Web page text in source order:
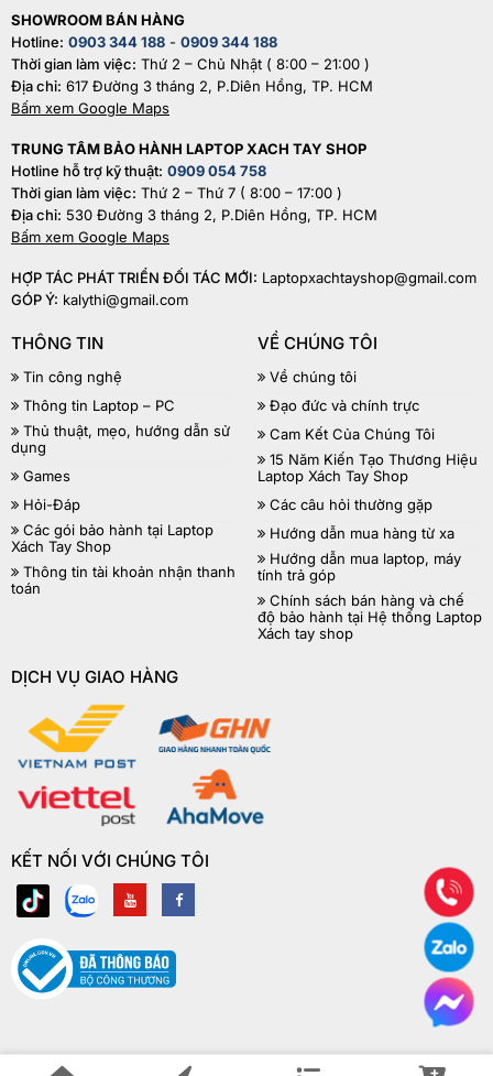
SHOWROOM BÁN HÀNG
Hotline: 0903 344 188 - 0909 344 188
Thời gian làm việc: Thứ 2 – Chủ Nhật ( 8:00 – 21:00 )
Địa chỉ: 617 Đường 3 tháng 2, P.Diên Hồng, TP. HCM
Bấm xem Google Maps
TRUNG TÂM BẢO HÀNH LAPTOP XACH TAY SHOP
Hotline hỗ trợ kỹ thuật: 0909 054 758
Thời gian làm việc: Thứ 2 – Thứ 7 ( 8:00 – 17:00 )
Địa chỉ: 530 Đường 3 tháng 2, P.Diên Hồng, TP. HCM
Bấm xem Google Maps
HỢP TÁC PHÁT TRIỂN ĐỐI TÁC MỚI: Laptopxachtayshop@gmail.com
GÓP Ý: kalythi@gmail.com
THÔNG TIN
Tin công nghệ
Thông tin Laptop – PC
Thủ thuật, mẹo, hướng dẫn sử
dụng
Games
Hỏi-Đáp
Các gói bảo hành tại Laptop
Xách Tay Shop
Thông tin tài khoản nhận thanh
toán
VỀ CHÚNG TÔI
Về chúng tôi
Đạo đức và chính trực
Cam Kết Của Chúng Tôi
15 Năm Kiến Tạo Thương Hiệu
Laptop Xách Tay Shop
Các câu hỏi thường gặp
Hướng dẫn mua hàng từ xa
Hướng dẫn mua laptop, máy
tính trả góp
Chính sách bán hàng và chế
độ bảo hành tại Hệ thống Laptop
Xách tay shop
DỊCH VỤ GIAO HÀNG
KẾT NỐI VỚI CHÚNG TÔI